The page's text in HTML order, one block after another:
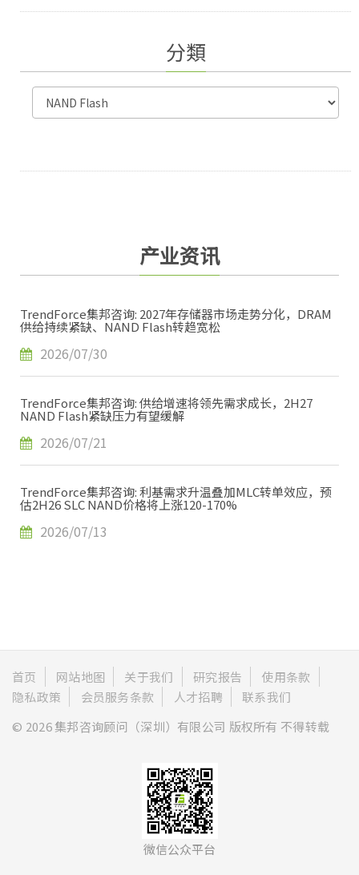
分類
产业资讯
TrendForce集邦咨询: 2027年存储器市场走势分化，DRAM
供给持续紧缺、NAND Flash转趋宽松
2026/07/30
TrendForce集邦咨询: 供给增速将领先需求成长，2H27
NAND Flash紧缺压力有望缓解
2026/07/21
TrendForce集邦咨询: 利基需求升温叠加MLC转单效应，预
估2H26 SLC NAND价格将上涨120-170%
2026/07/13
首页 网站地图 关于我们 研究报告
使用条款
隐私政策
会员服务条款 人才招聘
联系我们
© 2026 集邦咨询顾问（深圳）有限公司 版权所有 不得转载
微信公众平台